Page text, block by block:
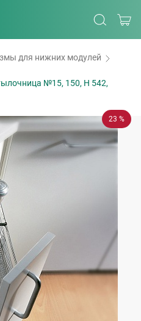
для нижних модулей
№15, 150, H 542,
23 %